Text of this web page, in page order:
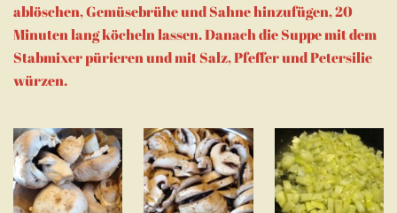
ablöschen, Gemüsebrühe und Sahne hinzufügen, 20
Minuten lang köcheln lassen. Danach die Suppe mit dem
Stabmixer pürieren und mit Salz, Pfeffer und Petersilie
würzen.